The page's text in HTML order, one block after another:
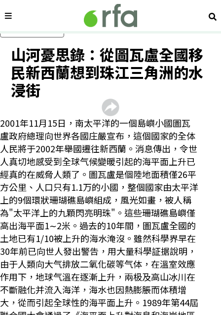
內容分類 搜
山河憂思錄：從圖瓦盧全國移
民新西蘭想到珠江三角洲的水
浸街
2001年11月15日，南太平洋的一個島嶼小國圖瓦
盧政府總理向世界各國庄嚴宣布，這個國家的全体
人民將于2002年舉國遷往新西蘭。消息傳出，令世
人真切地感受到全球气候變暖引起的海平面上升已
經真的在威脅人類了。圖瓦盧是個陸地面積僅26平
方公里、人口只有1.1万的小國，整個國家由太平洋
上的9個環狀珊瑚礁島嶼組成，風光如畫，被人稱
為"太平洋上的九顆閃亮明珠"。這些珊瑚礁島嶼僅
高出海平面1∼2米。過去的10年間，圖瓦盧全國的
土地已有1/10被上升的海水淹沒。雖然科學界早在
30年前已向世人發出警告，用大量科學証据說明，
由于人類向大气排放二氧化碳等气体，在溫室效應
作用下，地球气溫在逐漸上升，兩极及高山冰川在
不斷融化并流入海洋，海水也因熱膨脹而体積增
大，從而引起全球性的海平面上升。1989年第44屆